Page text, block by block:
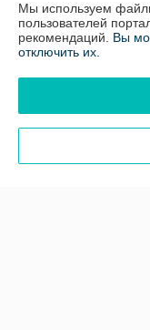
Полная версия
Сайт создан на
Мы используем
пользователей
рекомендаций. Вы
отключить их.